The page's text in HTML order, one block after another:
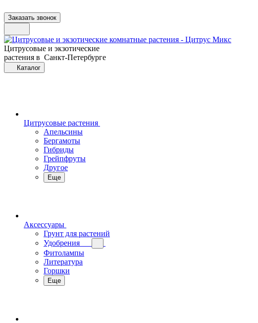
Заказать звонок
Цитрусовые и экзотические
растения в Санкт-Петербурге
Каталог
Цитрусовые растения
Апельсины
Бергамоты
Гибриды
Грейпфруты
Другое
Еще
Аксессуары
Грунт для растений
Удобрения
Фитолампы
Литература
Горшки
Еще